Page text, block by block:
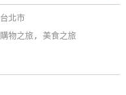
台北市
購物之旅, 美食之旅